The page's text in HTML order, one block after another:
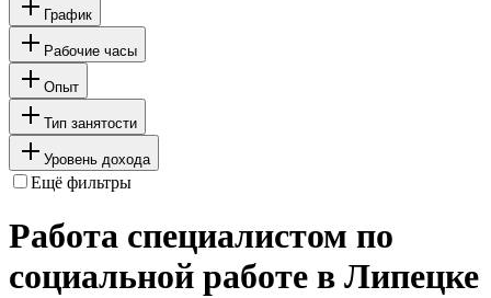
График
Рабочие часы
Опыт
Тип занятости
Уровень дохода
Ещё фильтры
Работа специалистом по
социальной работе в Липецке